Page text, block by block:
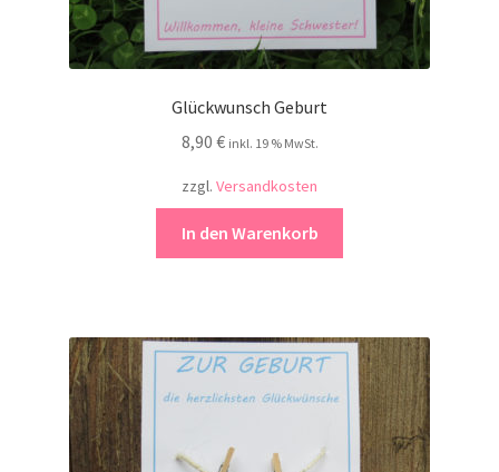
Glückwunsch Geburt
8,90 € inkl. 19 % MwSt.
zzgl. Versandkosten
In den Warenkorb